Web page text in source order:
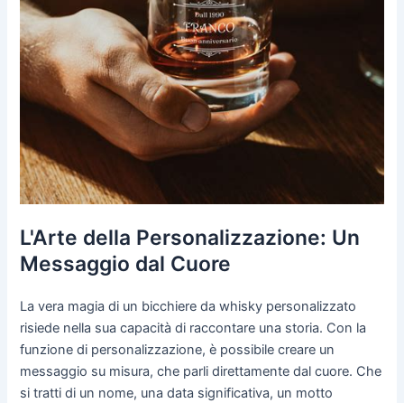
L'Arte della Personalizzazione: Un
Messaggio dal Cuore
La vera magia di un bicchiere da whisky personalizzato
risiede nella sua capacità di raccontare una storia. Con la
funzione di personalizzazione, è possibile creare un
messaggio su misura, che parli direttamente dal cuore. Che
si tratti di un nome, una data significativa, un motto